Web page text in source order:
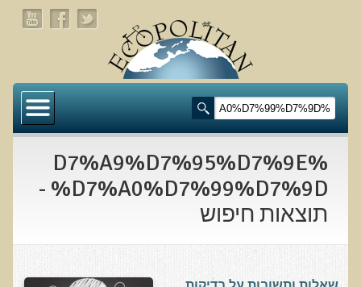
דף הבית
תעלומת שומן הדולפינים: מה גילינו כששתי קבוצות
בדיקת חוסרים ומתכות כבדות Socheck
הרצאה ב 28/11/25 טיפים מפתיעים ופשוטים לבריאות
%D7%A9%D7%95%D7%9E
%D7%A0%D7%99%D7%9D -
תוצאות חיפוש